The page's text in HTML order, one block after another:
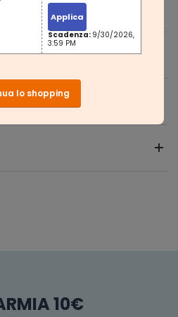
carico totale: 150 kg
10€
Applica
Scadenza: 9/30/2026,
3:59 PM
lo shopping